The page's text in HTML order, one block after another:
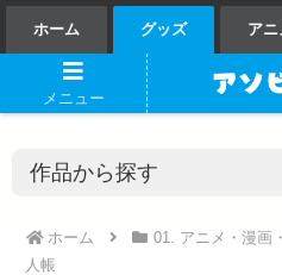
ホーム グッズ アニ
ホーム 01. アニメ・漫画
人帳
メニュー